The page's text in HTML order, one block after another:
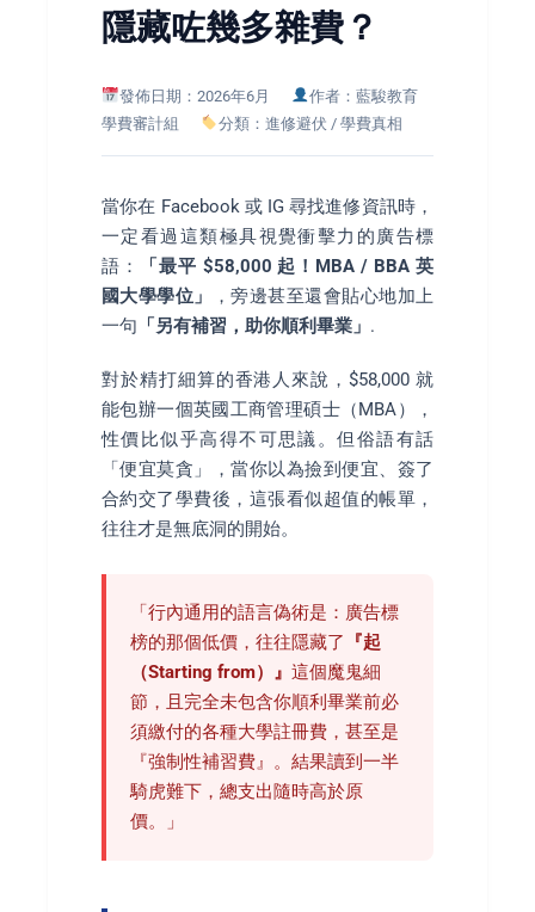
隱藏咗幾多雜費？
發佈日期：2026年6月
作者：藍駿教育
學費審計組
分類：進修避伏 / 學費真相
當你在 Facebook 或 IG 尋找進修資訊時，
一定看過這類極具視覺衝擊力的廣告標
語：
「最平 $58,000 起！MBA / BBA 英
國大學學位」
，旁邊甚至還會貼心地加上
一句 「另有補習，助你順利畢業」 .
對於精打細算的香港人來說，$58,000 就
能包辦一個英國工商管理碩士（MBA），
性價比似乎高得不可思議。但俗語有話
「便宜莫貪」，當你以為撿到便宜、簽了
合約交了學費後，這張看似超值的帳單，
往往才是無底洞的開始。
「行內通用的語言偽術是：廣告標
榜的那個低價，往往隱藏了
『起
（Starting from）』 這個魔鬼細
節，且完全未包含你順利畢業前必
須繳付的各種大學註冊費，甚至是
『強制性補習費』。結果讀到一半
騎虎難下，總支出隨時高於原
價。」